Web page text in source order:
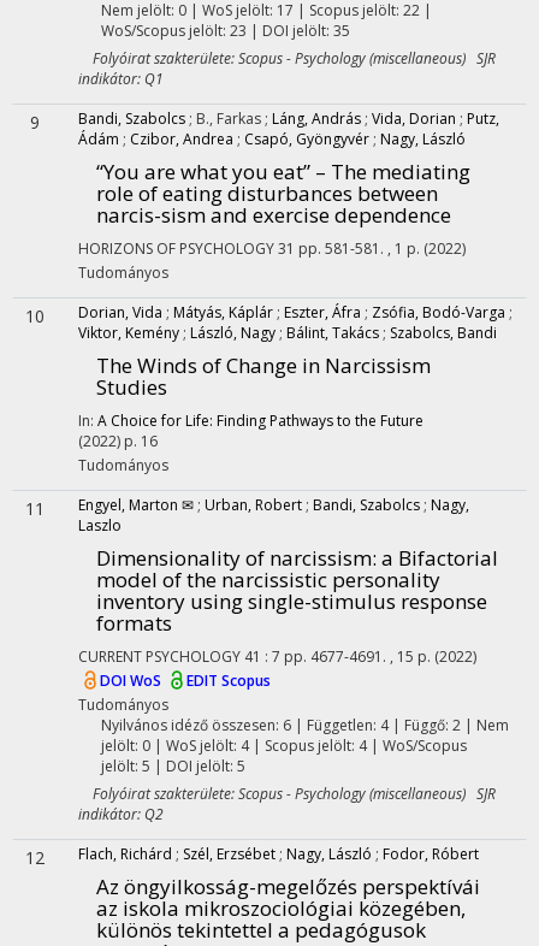
Nem jelölt: 0 | WoS jelölt: 17 | Scopus jelölt: 22 |
WoS/Scopus jelölt: 23 | DOI jelölt: 35
Folyóirat szakterülete: Scopus - Psychology (miscellaneous) SJR
indikátor: Q1
9 Bandi, Szabolcs ; B., Farkas ; Láng, András ; Vida, Dorian ; Putz,
Ádám ; Czibor, Andrea ; Csapó, Gyöngyvér ; Nagy, László
“You are what you eat” – The mediating
role of eating disturbances between
narcis-sism and exercise dependence
HORIZONS OF PSYCHOLOGY31 pp. 581-581. , 1 p. (2022)
Tudományos
10 Dorian, Vida ; Mátyás, Káplár ; Eszter, Áfra ; Zsófia, Bodó-Varga ;
Viktor, Kemény ; László, Nagy ; Bálint, Takács ; Szabolcs, Bandi
The Winds of Change in Narcissism
Studies
In: A Choice for Life: Finding Pathways to the Future
(2022) p. 16
Tudományos
11 Engyel, Marton ✉ ; Urban, Robert ; Bandi, Szabolcs ; Nagy,
Laszlo
Dimensionality of narcissism: a Bifactorial
model of the narcissistic personality
inventory using single-stimulus response
formats
CURRENT PSYCHOLOGY 41 : 7 pp. 4677-4691. , 15 p. (2022)
DOIWoS EDIT Scopus
Tudományos
Nyilvános idéző összesen: 6| Független: 4 | Függő: 2 | Nem
jelölt: 0 | WoS jelölt: 4 | Scopus jelölt: 4 | WoS/Scopus
jelölt: 5 | DOI jelölt: 5
Folyóirat szakterülete: Scopus - Psychology (miscellaneous) SJR
indikátor: Q2
12 Flach, Richárd ; Szél, Erzsébet ; Nagy, László ; Fodor, Róbert
Az öngyilkosság-megelőzés perspektívái
az iskola mikroszociológiai közegében,
különös tekintettel a pedagógusok